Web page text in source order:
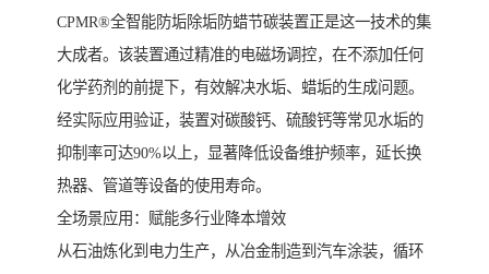
CPMR®全智能防垢除垢防蜡节碳装置正是这一技术的集
大成者。该装置通过精准的电磁场调控，在不添加任何
化学药剂的前提下，有效解决水垢、蜡垢的生成问题。
经实际应用验证，装置对碳酸钙、硫酸钙等常见水垢的
抑制率可达90%以上，显著降低设备维护频率，延长换
热器、管道等设备的使用寿命。
全场景应用：赋能多行业降本增效
从石油炼化到电力生产，从冶金制造到汽车涂装，循环